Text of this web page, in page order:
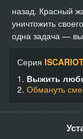
19
20
21
22
23
назад. Красный
уничтожить
одна задача —
Серия
1. Выжить
2. Обмануть